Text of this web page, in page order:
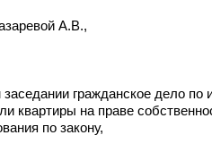
А.В.,
заседании гражданское дело
квартиры на праве
по закону,